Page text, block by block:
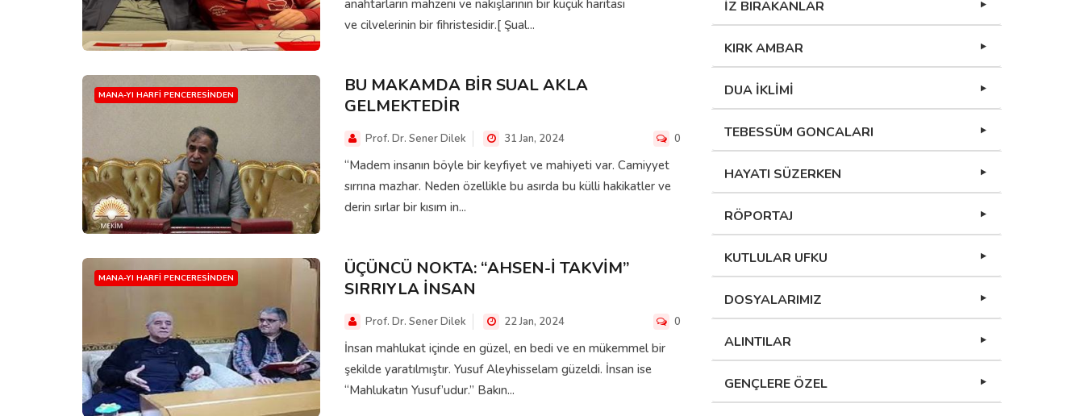
anahtarların mahzeni ve nakışlarının bir küçük haritası
ve cilvelerinin bir fihristesidir.[ Şual...
MANA-YI HARFI PENCERESINDEN
BU MAKAMDA BİR SUAL AKLA
GELMEKTEDİR
Prof. Dr. Sener Dilek 31 Jan, 2024 0
“Madem insanın böyle bir keyfiyet ve mahiyeti var. Camiyyet
sırrına mazhar. Neden özellikle bu asırda bu külli hakikatler ve
derin sırlar bir kısım in...
MANA-YI HARFI PENCERESINDEN
ÜÇÜNCÜ NOKTA: “AHSEN-İ TAKVİM”
SIRRIYLA İNSAN
Prof. Dr. Sener Dilek 22 Jan, 2024 0
İnsan mahlukat içinde en güzel, en bedi ve en mükemmel bir
şekilde yaratılmıştır. Yusuf Aleyhisselam güzeldi. İnsan ise
“Mahlukatın Yusuf’udur.” Bakın...
İZ BIRAKANLAR
KIRK AMBAR
DUA İKLİMİ
TEBESSÜM GONCALARI
HAYATI SÜZERKEN
RÖPORTAJ
KUTLULAR UFKU
DOSYALARIMIZ
ALINTILAR
GENÇLERE ÖZEL